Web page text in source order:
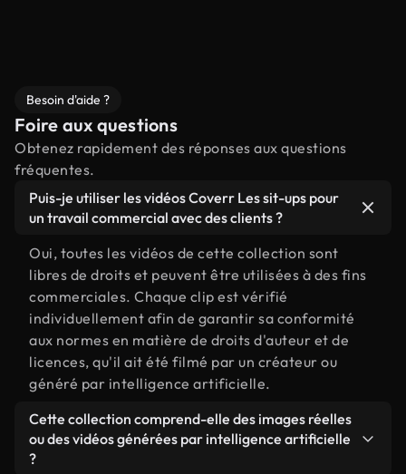
Besoin d'aide ?
Foire aux questions
Obtenez rapidement des réponses aux questions
fréquentes.
Puis-je utiliser les vidéos Coverr Les sit-ups pour
un travail commercial avec des clients ?
Oui, toutes les vidéos de cette collection sont
libres de droits et peuvent être utilisées à des fins
commerciales. Chaque clip est vérifié
individuellement afin de garantir sa conformité
aux normes en matière de droits d'auteur et de
licences, qu'il ait été filmé par un créateur ou
généré par intelligence artificielle.
Cette collection comprend-elle des images réelles
ou des vidéos générées par intelligence artificielle
?